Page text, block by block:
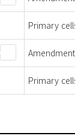
Primary cells
Amendment
Primary cells